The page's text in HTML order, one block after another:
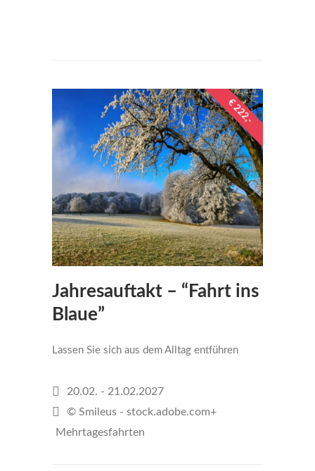
€ 222,-
Jahresauftakt – “Fahrt ins
Blaue”
Lassen Sie sich aus dem Alltag entführen
20.02. - 21.02.2027
© Smileus - stock.adobe.com+
Mehrtagesfahrten